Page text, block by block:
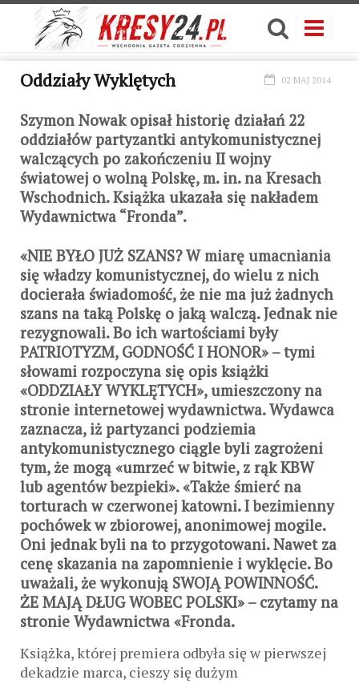
Oddziały Wyklętych 02 MAJ 2014
Szymon Nowak opisał historię działań 22
oddziałów partyzantki antykomunistycznej
walczących po zakończeniu II wojny
światowej o wolną Polskę, m. in. na Kresach
Wschodnich. Książka ukazała się nakładem
Wydawnictwa “Fronda”.
«NIE BYŁO JUŻ SZANS? W miarę umacniania
się władzy komunistycznej, do wielu z nich
docierała świadomość, że nie ma już żadnych
szans na taką Polskę o jaką walczą. Jednak nie
rezygnowali. Bo ich wartościami były
PATRIOTYZM, GODNOŚĆ I HONOR» – tymi
słowami rozpoczyna się opis książki
«ODDZIAŁY WYKLĘTYCH», umieszczony na
stronie internetowej wydawnictwa. Wydawca
zaznacza, iż partyzanci podziemia
antykomunistycznego ciągle byli zagrożeni
tym, że mogą «umrzeć w bitwie, z rąk KBW
lub agentów bezpieki». «Także śmierć na
torturach w czerwonej katowni. I bezimienny
pochówek w zbiorowej, anonimowej mogile.
Oni jednak byli na to przygotowani. Nawet za
cenę skazania na zapomnienie i wyklęcie. Bo
uważali, że wykonują SWOJĄ POWINNOŚĆ.
ŻE MAJĄ DŁUG WOBEC POLSKI» – czytamy na
stronie Wydawnictwa «Fronda.
Książka, której premiera odbyła się w pierwszej
dekadzie marca, cieszy się dużym